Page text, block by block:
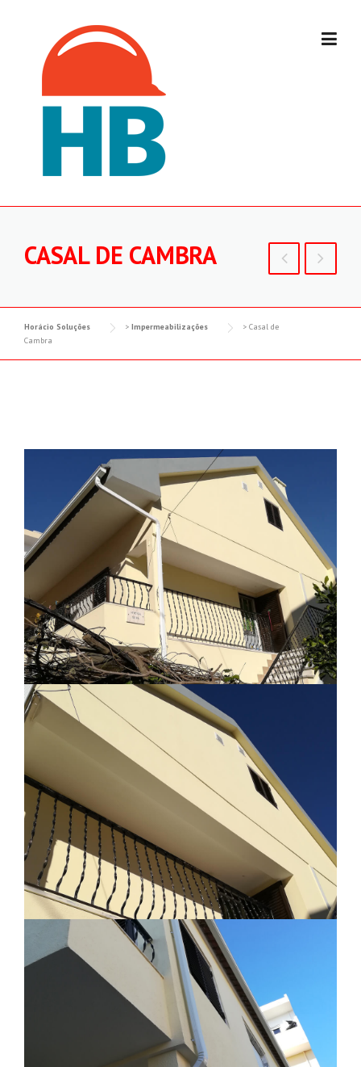
CASAL DE CAMBRA
Horácio Soluções > Impermeabilizações > Casal de
Cambra